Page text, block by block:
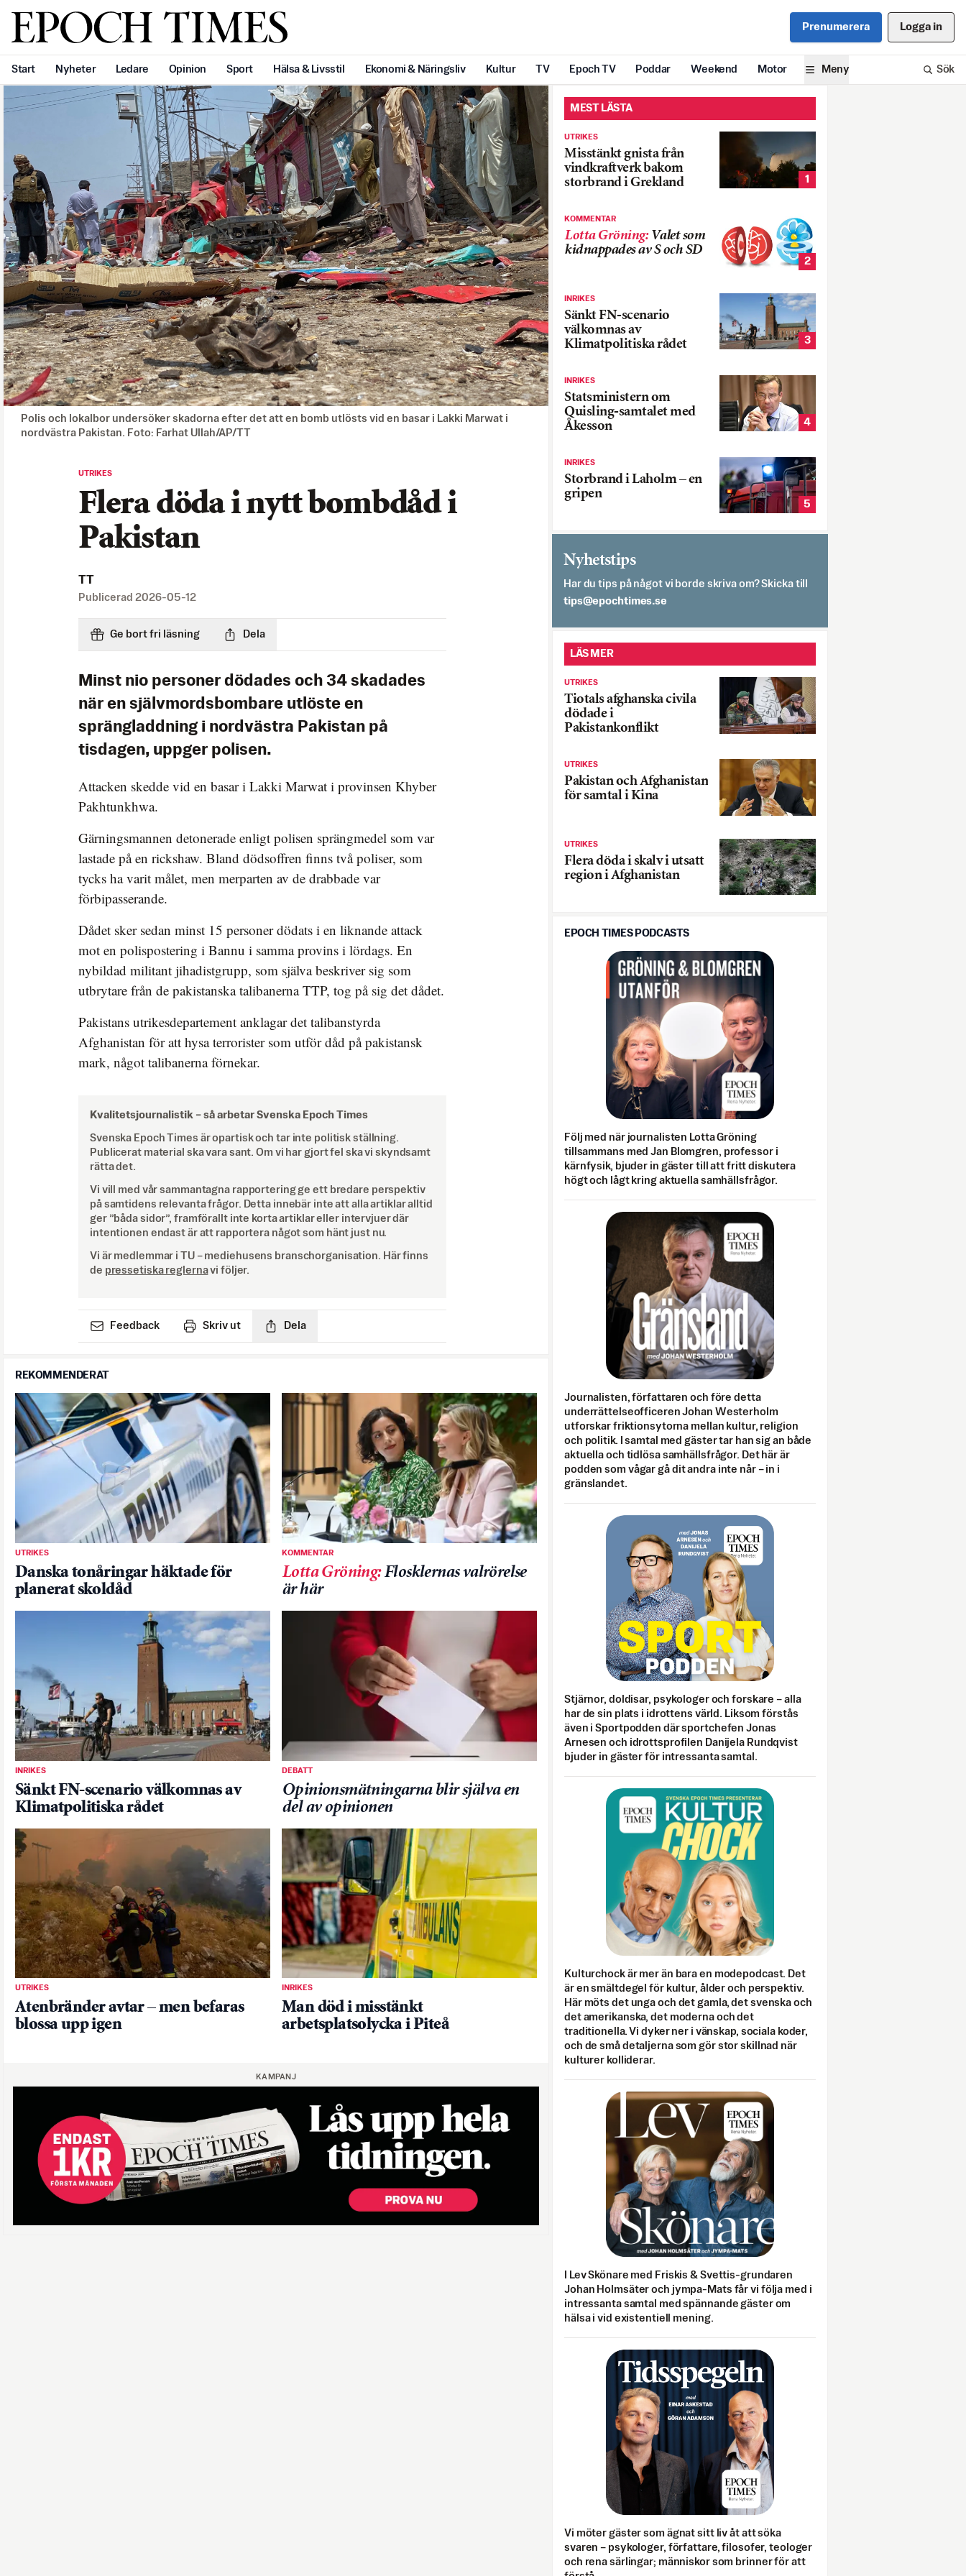
Svenska Epoch Times Prenumerera Logga in
Start Nyheter Ledare Opinion Sport Hälsa & Livsstil Ekonomi & Näringsliv Kultur TV Epoch TV Poddar Weekend Motor Meny Sök
Polis och lokalbor undersöker skadorna efter det att en bomb utlösts vid en basar i Lakki Marwat i
nordvästra Pakistan. Foto: Farhat Ullah/AP/TT
UTRIKES
Flera döda i nytt bombdåd i
Pakistan
TT
Publicerad 2026-05-12
Ge bort fri läsning Dela
Minst nio personer dödades och 34 skadades
när en självmordsbombare utlöste en
sprängladdning i nordvästra Pakistan på
tisdagen, uppger polisen.
Attacken skedde vid en basar i Lakki Marwat i provinsen Khyber
Pakhtunkhwa.
Gärningsmannen detonerade enligt polisen sprängmedel som var
lastade på en rickshaw. Bland dödsoffren finns två poliser, som
tycks ha varit målet, men merparten av de drabbade var
förbipasserande.
Dådet sker sedan minst 15 personer dödats i en liknande attack
mot en polispostering i Bannu i samma provins i lördags. En
nybildad militant jihadistgrupp, som själva beskriver sig som
utbrytare från de pakistanska talibanerna TTP, tog på sig det dådet.
Pakistans utrikesdepartement anklagar det talibanstyrda
Afghanistan för att hysa terrorister som utför dåd på pakistansk
mark, något talibanerna förnekar.
Kvalitetsjournalistik – så arbetar Svenska Epoch Times
Svenska Epoch Times är opartisk och tar inte politisk ställning.
Publicerat material ska vara sant. Om vi har gjort fel ska vi skyndsamt
rätta det.
Vi vill med vår sammantagna rapportering ge ett bredare perspektiv
på samtidens relevanta frågor. Detta innebär inte att alla artiklar alltid
ger ”båda sidor”, framförallt inte korta artiklar eller intervjuer där
intentionen endast är att rapportera något som hänt just nu.
Vi är medlemmar i TU – mediehusens branschorganisation. Här finns
de pressetiska reglernavi följer.
Feedback Skriv ut Dela
REKOMMENDERAT
UTRIKES
Danska tonåringar häktade för
planerat skoldåd
KOMMENTAR
Lotta Gröning:Flosklernas valrörelse
är här
INRIKES
Sänkt FN-scenario välkomnas av
Klimatpolitiska rådet
DEBATT
Opinionsmätningarna blir själva en
del av opinionen
UTRIKES
Atenbränder avtar – men befaras
blossa upp igen
INRIKES
Man död i misstänkt
arbetsplatsolycka i Piteå
KAMPANJ
MEST LÄSTA
UTRIKES
Misstänkt gnista från
vindkraftverk bakom
storbrand i Grekland
1
KOMMENTAR
Lotta Gröning: Valet som
kidnappades av S och SD
2
INRIKES
Sänkt FN-scenario
välkomnas av
Klimatpolitiska rådet
3
INRIKES
Statsministern om
Quisling-samtalet med
Åkesson
4
INRIKES
Storbrand i Laholm – en
gripen
5
Nyhetstips
Har du tips på något vi borde skriva om? Skicka till
es.semithcope@spit
LÄS MER
UTRIKES
Tiotals afghanska civila
dödade i
Pakistankonflikt
UTRIKES
Pakistan och Afghanistan
för samtal i Kina
UTRIKES
Flera döda i skalv i utsatt
region i Afghanistan
EPOCH TIMES PODCASTS
Följ med när journalisten Lotta Gröning
tillsammans med Jan Blomgren, professor i
kärnfysik, bjuder in gäster till att fritt diskutera
högt och lågt kring aktuella samhällsfrågor.
Journalisten, författaren och före detta
underrättelseofficeren Johan Westerholm
utforskar friktionsytorna mellan kultur, religion
och politik. I samtal med gäster tar han sig an både
aktuella och tidlösa samhällsfrågor. Det här är
podden som vågar gå dit andra inte når – in i
gränslandet.
Stjärnor, doldisar, psykologer och forskare – alla
har de sin plats i idrottens värld. Liksom förstås
även i Sportpodden där sportchefen Jonas
Arnesen och idrottsprofilen Danijela Rundqvist
bjuder in gäster för intressanta samtal.
Kulturchock är mer än bara en modepodcast. Det
är en smältdegel för kultur, ålder och perspektiv.
Här möts det unga och det gamla, det svenska och
det amerikanska, det moderna och det
traditionella. Vi dyker ner i vänskap, sociala koder,
och de små detaljerna som gör stor skillnad när
kulturer kolliderar.
I Lev Skönare med Friskis & Svettis-grundaren
Johan Holmsäter och jympa-Mats får vi följa med i
intressanta samtal med spännande gäster om
hälsa i vid existentiell mening.
Vi möter gäster som ägnat sitt liv åt att söka
svaren – psykologer, författare, filosofer, teologer
och rena särlingar; människor som brinner för att